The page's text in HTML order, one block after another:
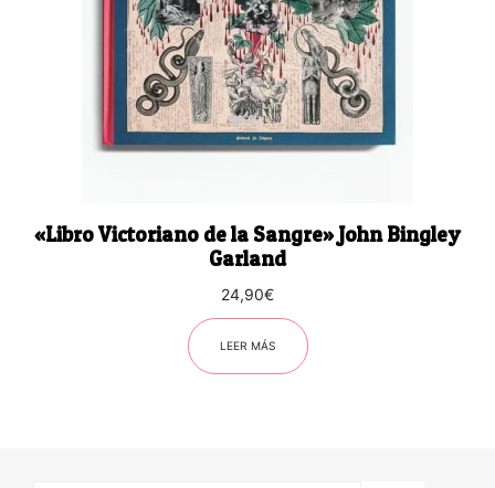
«Libro Victoriano de la Sangre» John Bingley
Garland
24,90€
LEER MÁS